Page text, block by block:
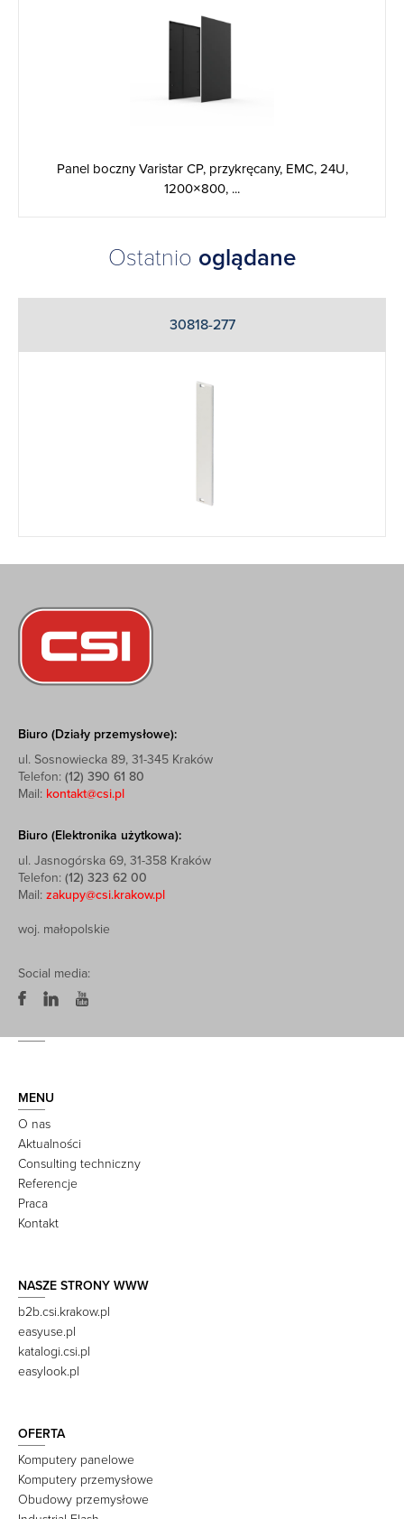
Panel boczny Varistar CP, przykręcany, EMC, 24U,
1200×800, ...
Ostatnio oglądane
30818-277
Biuro (Działy przemysłowe):
ul. Sosnowiecka 89, 31-345 Kraków
Telefon: (12) 390 61 80
Mail: kontakt@csi.pl
Biuro (Elektronika użytkowa):
ul. Jasnogórska 69, 31-358 Kraków
Telefon: (12) 323 62 00
Mail: zakupy@csi.krakow.pl
woj. małopolskie
Social media:
MENU
O nas
Aktualności
Consulting techniczny
Referencje
Praca
Kontakt
NASZE STRONY WWW
b2b.csi.krakow.pl
easyuse.pl
katalogi.csi.pl
easylook.pl
OFERTA
Komputery panelowe
Komputery przemysłowe
Obudowy przemysłowe